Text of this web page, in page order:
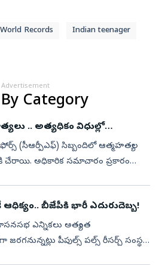
Records Indian teenager
Advertisement
Category
.. అత్యధికం విధుల్లో
ఫోర్స్ (సీఆర్పీఎఫ్) సిబ్బందిలో ఆత్మహత్యల
చేరాయి. అధికారిక సమాచారం ప్రకారం
ఆధిక్యం.. బీజేపీకి భారీ ఎదురుదెబ్బ!
ఎన్నికలు అత్యంత
పీపుల్స్ పల్స్ రీసర్చ్ సంస్థ